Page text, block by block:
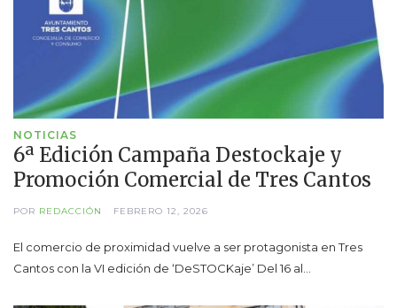
NOTICIAS
6ª Edición Campaña Destockaje y
Promoción Comercial de Tres Cantos
POR REDACCIÓN FEBRERO 12, 2026
El comercio de proximidad vuelve a ser protagonista en Tres
Cantos con la VI edición de ‘DeSTOCKaje’ Del 16 al…